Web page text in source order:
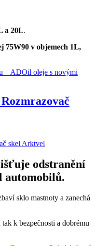
a 20L.
75W90 v objemech 1L,
– ADOil oleje s novými
odstranění
automobilů.
sklo mastnoty a zanechá
k bezpečnosti a dobrému